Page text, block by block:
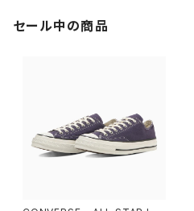
セール中の商品